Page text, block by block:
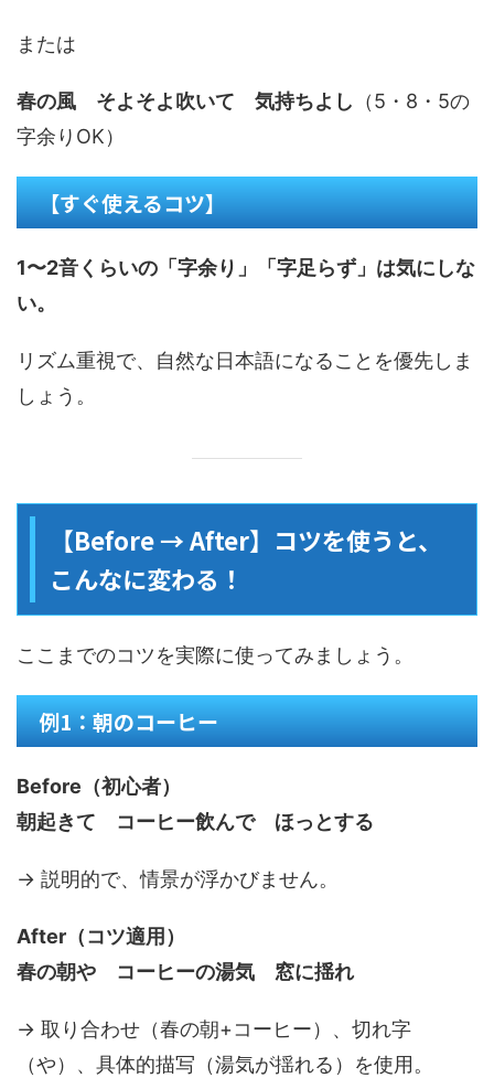
または
春の風 そよそよ吹いて 気持ちよし （5・8・5の
字余りOK）
【すぐ使えるコツ】
1〜2音くらいの「字余り」「字足らず」は気にしな
い。
リズム重視で、自然な日本語になることを優先しま
しょう。
【Before → After】コツを使うと、
こんなに変わる！
ここまでのコツを実際に使ってみましょう。
例1：朝のコーヒー
Before（初心者）
朝起きて コーヒー飲んで ほっとする
→ 説明的で、情景が浮かびません。
After（コツ適用）
春の朝や コーヒーの湯気 窓に揺れ
→ 取り合わせ（春の朝+コーヒー）、切れ字
（や）、具体的描写（湯気が揺れる）を使用。